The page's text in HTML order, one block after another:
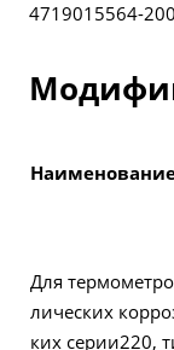
4719015564-
Для
ли­чес­ких
ких серии220,